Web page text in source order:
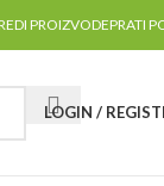
PROIZVODEPRATI
LOGIN /